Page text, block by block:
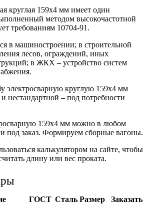
круглая 159х4 мм имеет один
методом высокочастотной
требованиям 10704-91.
в машиностроении; в строительной
лесов, ограждений, иных
в ЖКХ – устройство систем
электросварную круглую 159х4 мм
нестандартной – под потребности
159х4 мм можно в любом
под заказ. Формируем сборные вагоны.
калькулятором на сайте, чтобы
длину или вес проката.
ГОСТ Сталь Размер
Заказать